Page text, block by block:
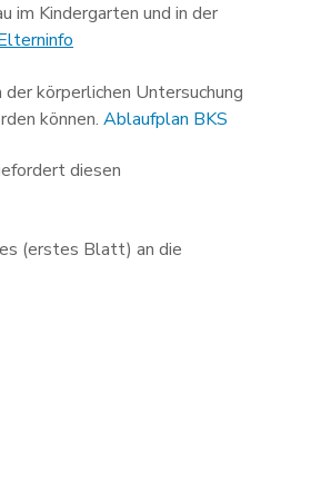
im Kindergarten und in der
körperlichen Untersuchung
können. Ablaufplan BKS
diesen
(erstes Blatt) an die